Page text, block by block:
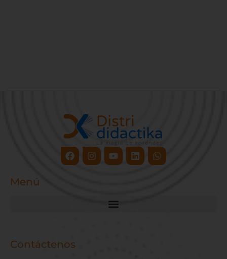
FacebookInstagram
YoutubeLinkedinWhatsapp
Menú
Contáctenos